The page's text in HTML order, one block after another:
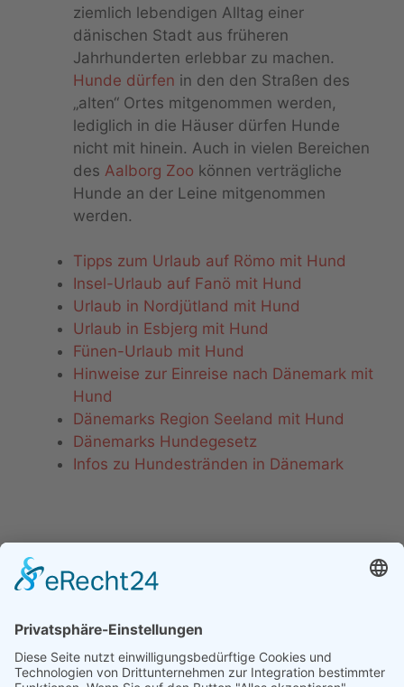
ziemlich lebendigen Alltag einer
dänischen Stadt aus früheren
Jahrhunderten erlebbar zu machen.
Hunde dürfen in den den Straßen des
„alten“ Ortes mitgenommen werden,
lediglich in die Häuser dürfen Hunde
nicht mit hinein. Auch in vielen Bereichen
des Aalborg Zoo können verträgliche
Hunde an der Leine mitgenommen
werden.
Tipps zum Urlaub auf Römo mit Hund
Insel-Urlaub auf Fanö mit Hund
Urlaub in Nordjütland mit Hund
Urlaub in Esbjerg mit Hund
Fünen-Urlaub mit Hund
Hinweise zur Einreise nach Dänemark mit
Hund
Dänemarks Region Seeland mit Hund
Dänemarks Hundegesetz
Infos zu Hundestränden in Dänemark
Jütlan-Tipps
Südjütland mit Hund
Römö mit Hund